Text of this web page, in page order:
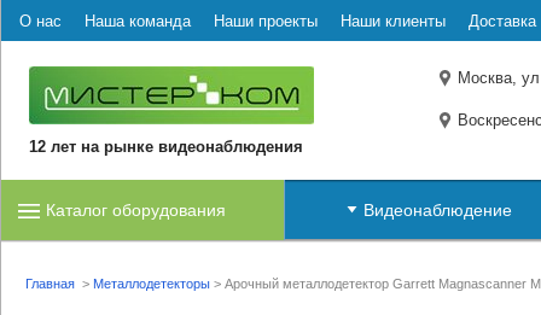
О нас Наша команда Наши проекты Наши клиенты Доставка
12 лет на рынке видеонаблюдения
Москва,
Каталог оборудования Видеонаблюдение
Главная > Металлодетекторы > Арочный металлодетектор Garrett Magnascanner